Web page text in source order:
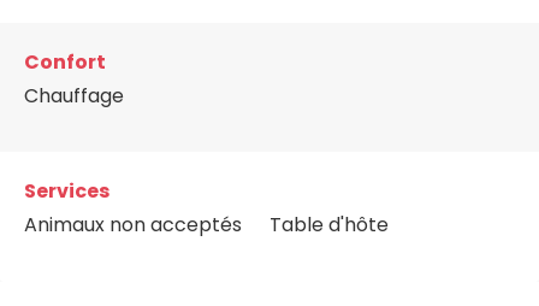
Confort
Chauffage
Services
Animaux non acceptés
Table d'hôte